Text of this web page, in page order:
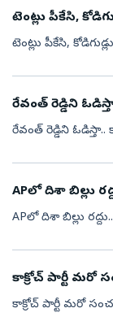
టెంట్లు పీకేసి,
టెంట్లు పీకేసి,
రేవంత్ రెడ్డిని
రేవంత్ రెడ్డిని
APలో దిశా బిల్లు
APలో దిశా బిల్లు
కాక్రోచ్ పార్టీ మరో
కాక్రోచ్ పార్టీ మరో